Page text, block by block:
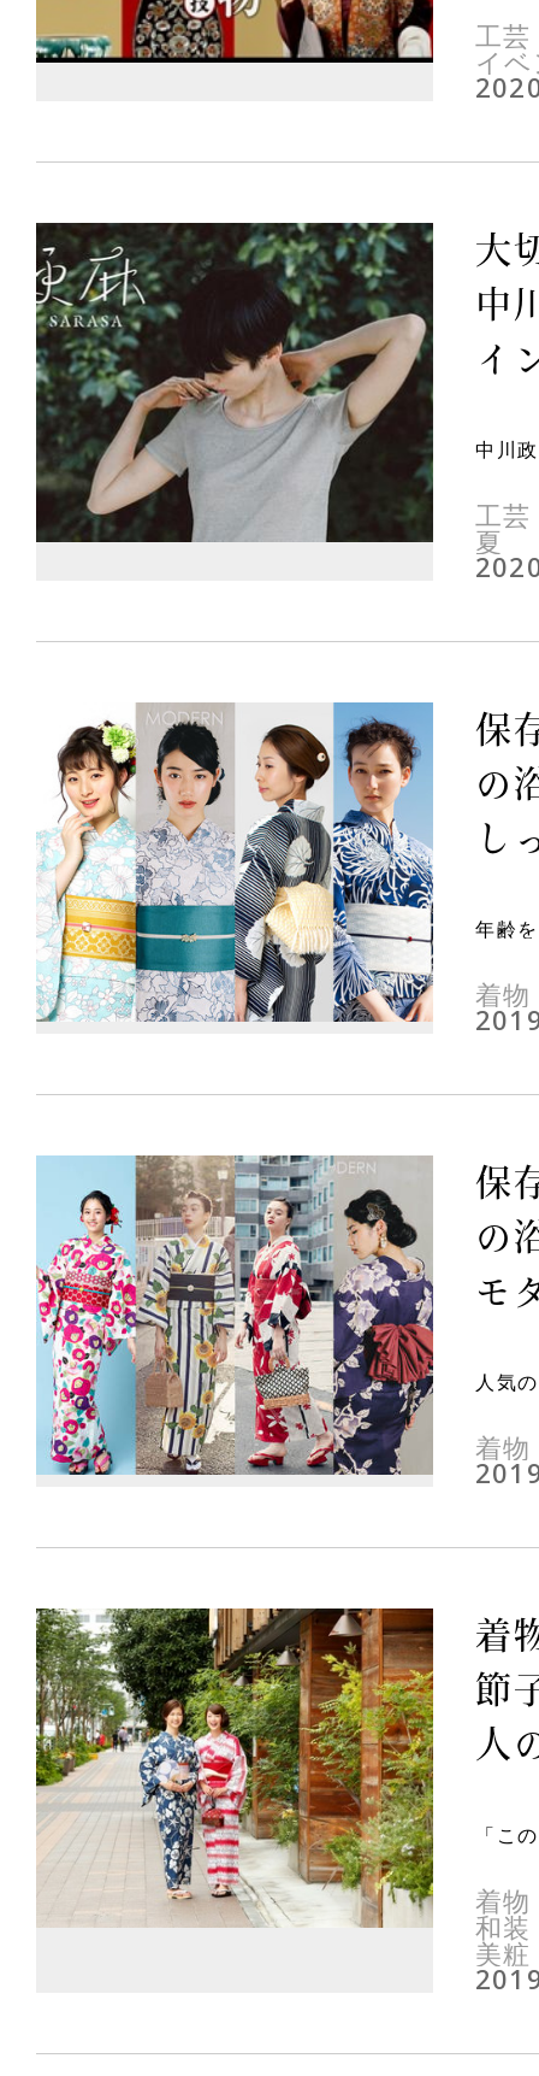
工芸
イ
大
中
イ
中川
工芸
夏
保
の
し
年齢
着物
保
の
モ
人気
着物
着
節
人
「こ
着物
和装
美粧